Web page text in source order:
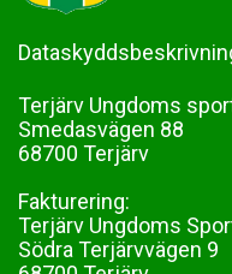
Terjärv Ungdoms
Smedasvägen 88
68700 Terjärv
Fakturering:
Terjärv Ungdoms
Södra Terjärvvägen 9